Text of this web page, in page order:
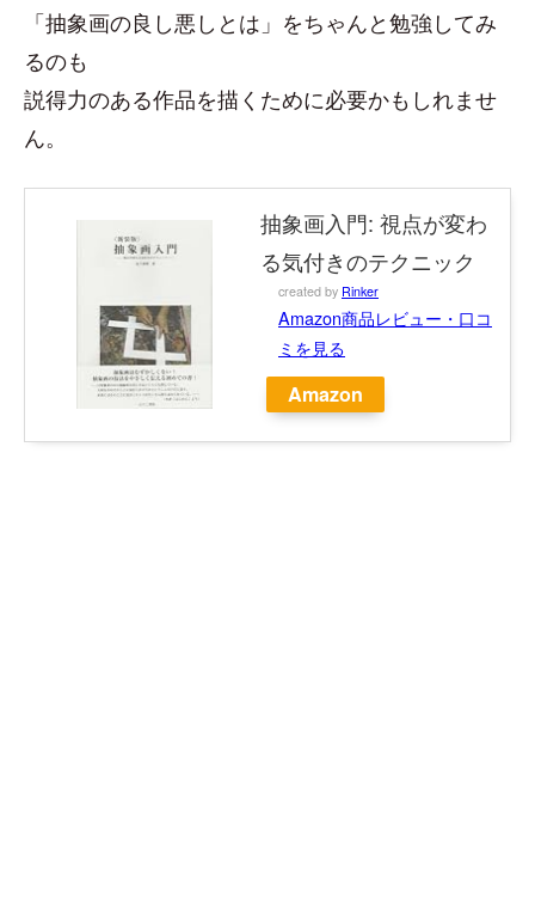
「抽象画の良し悪しとは」をちゃんと勉強してみ
るのも
説得力のある作品を描くために必要かもしれませ
ん。
抽象画入門: 視点が変わ
る気付きのテクニック
created by Rinker
Amazon商品レビュー・口コ
ミを見る
Amazon